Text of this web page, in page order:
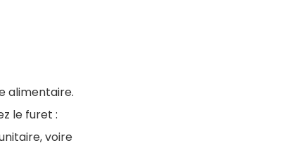
alimentaire.
le furet :
voire